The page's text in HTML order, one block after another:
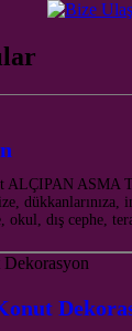
ALÇIPAN ASMA
dükkanlarınıza,
okul, dış cephe,